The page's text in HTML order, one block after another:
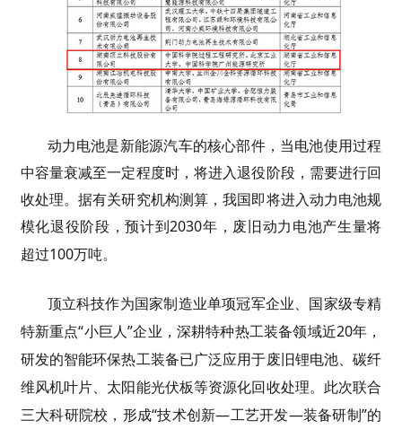
动力电池是新能源汽车的核心部件，当电池使用过程
中容量衰减至一定程度时，将进入退役阶段，需要进行回
收处理。据有关研究机构测算，我国即将进入动力电池规
模化退役阶段，预计到2030年，废旧动力电池产生量将
超过100万吨。
顶立科技作为国家制造业单项冠军企业、国家级专精
特新重点“小巨人”企业，深耕特种热工装备领域近20年，
研发的智能环保热工装备已广泛应用于废旧锂电池、碳纤
维风机叶片、太阳能光伏板等资源化回收处理。此次联合
三大科研院校，形成“技术创新—工艺开发—装备研制”的